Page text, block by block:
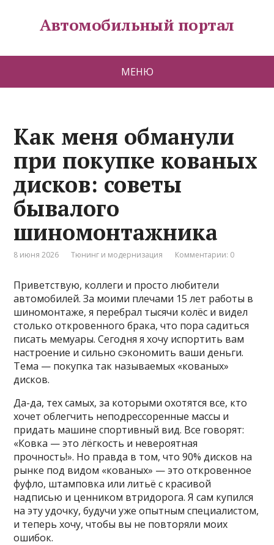
Автомобильный портал
МЕНЮ
Как меня обманули
при покупке кованых
дисков: советы
бывалого
шиномонтажника
8 июня 2026 Тюнинг и модернизация Комментарии: 0
Приветствую, коллеги и просто любители
автомобилей. За моими плечами 15 лет работы в
шиномонтаже, я перебрал тысячи колёс и видел
столько откровенного брака, что пора садиться
писать мемуары. Сегодня я хочу испортить вам
настроение и сильно сэкономить ваши деньги.
Тема — покупка так называемых «кованых»
дисков.
Да-да, тех самых, за которыми охотятся все, кто
хочет облегчить неподрессоренные массы и
придать машине спортивный вид. Все говорят:
«Ковка — это лёгкость и невероятная
прочность!». Но правда в том, что 90% дисков на
рынке под видом «кованых» — это откровенное
фуфло, штамповка или литьё с красивой
надписью и ценником втридорога. Я сам купился
на эту удочку, будучи уже опытным специалистом,
и теперь хочу, чтобы вы не повторяли моих
ошибок.